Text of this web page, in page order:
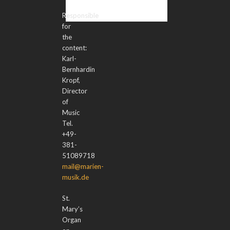
Responsible
for
the
content:
Karl-
Bernhardin
Kropf,
Director
of
Music
Tel.
+49-
381-
51089718
mail@marien-
musik.de
St.
Mary’s
Organ